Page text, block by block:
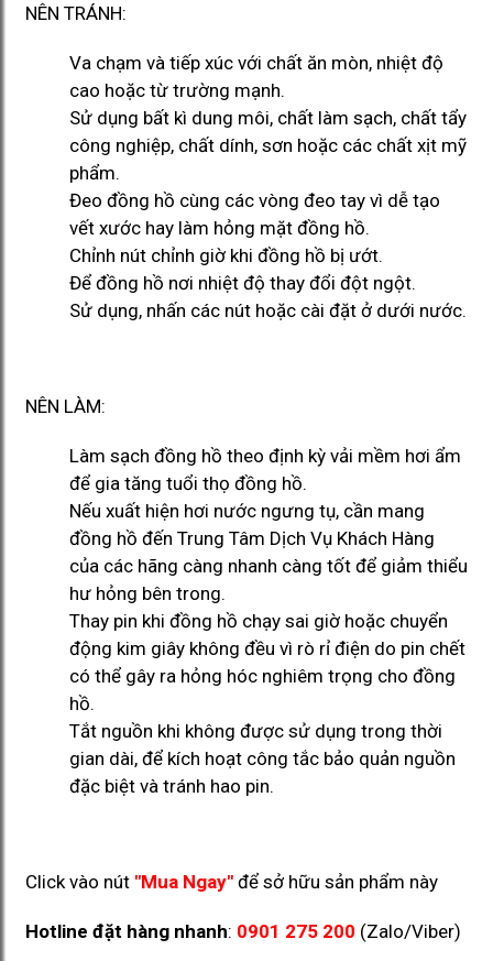
NÊN TRÁNH:
Va chạm và tiếp xúc với chất ăn mòn, nhiệt độ
cao hoặc từ trường mạnh.
Sử dụng bất kì dung môi, chất làm sạch, chất tẩy
công nghiệp, chất dính, sơn hoặc các chất xịt mỹ
phẩm.
Đeo đồng hồ cùng các vòng đeo tay vì dễ tạo
vết xước hay làm hỏng mặt đồng hồ.
Chỉnh nút chỉnh giờ khi đồng hồ bị ướt.
Để đồng hồ nơi nhiệt độ thay đổi đột ngột.
Sử dụng, nhấn các nút hoặc cài đặt ở dưới nước.
NÊN LÀM:
Làm sạch đồng hồ theo định kỳ vải mềm hơi ẩm
để gia tăng tuổi thọ đồng hồ.
Nếu xuất hiện hơi nước ngưng tụ, cần mang
đồng hồ đến Trung Tâm Dịch Vụ Khách Hàng
của các hãng càng nhanh càng tốt để giảm thiểu
hư hỏng bên trong.
Thay pin khi đồng hồ chạy sai giờ hoặc chuyển
động kim giây không đều vì rò rỉ điện do pin chết
có thể gây ra hỏng hóc nghiêm trọng cho đồng
hồ.
Tắt nguồn khi không được sử dụng trong thời
gian dài, để kích hoạt công tắc bảo quản nguồn
đặc biệt và tránh hao pin.
Click vào nút "Mua Ngay" để sở hữu sản phẩm này
Hotline đặt hàng nhanh: 0901 275 200 (Zalo/Viber)